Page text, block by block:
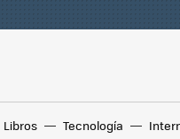
Libros Tecnología